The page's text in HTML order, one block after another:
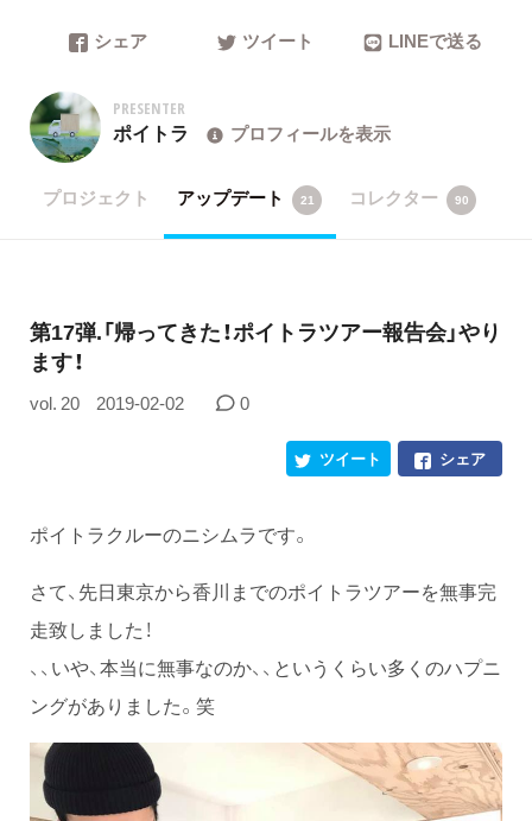
シェア ツイート LINEで送る
PRESENTER
ポイトラ プロフィールを表示
プロジェクト アップデート 21 コレクター 90
第17弾.「帰ってきた！ポイトラツアー報告会」やり
ます！
vol. 20 2019-02-02 0
シェア
ツイート
ポイトラクルーのニシムラです。
さて、先日東京から香川までのポイトラツアーを無事完
走致しました！
、、いや、本当に無事なのか、、というくらい多くのハプニ
ングがありました。笑